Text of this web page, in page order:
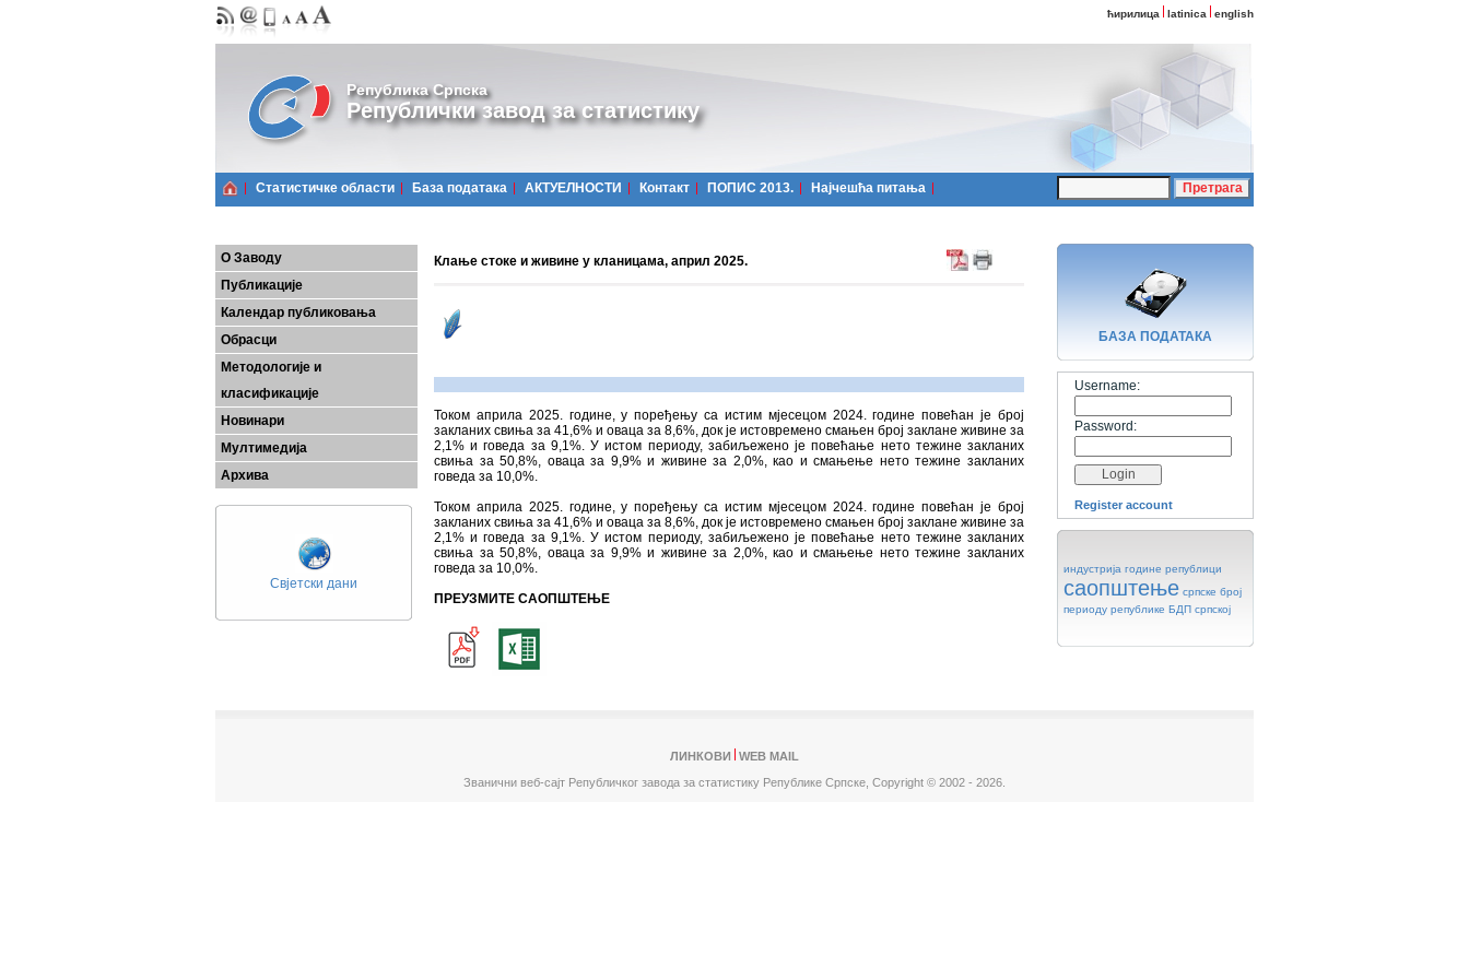
ћирилица latinica english
Република Српска
Републички завод за статистику
Статистичке области Базa података АКТУЕЛНОСТИ Контакт ПОПИС 2013. Најчешћa питања
О Заводу
Публикације
Календар публиковања
Обрасци
Методологије и
класификације
Новинари
Мултимедија
Архива
Свјетски дани
Клање стоке и живине у кланицама, април 2025.
Током априла 2025. године, у поређењу са истим мјесецом 2024. године повећан је број
закланих свиња за 41,6% и оваца за 8,6%, док је истовремено смањен број заклане живине за
2,1% и говеда за 9,1%. У истом периоду, забиљежено је повећање нето тежине закланих
свиња за 50,8%, оваца за 9,9% и живине за 2,0%, као и смањење нето тежине закланих
говеда за 10,0%.
Током априла 2025. године, у поређењу са истим мјесецом 2024. године повећан је број
закланих свиња за 41,6% и оваца за 8,6%, док је истовремено смањен број заклане живине за
2,1% и говеда за 9,1%. У истом периоду, забиљежено је повећање нето тежине закланих
свиња за 50,8%, оваца за 9,9% и живине за 2,0%, као и смањење нето тежине закланих
говеда за 10,0%.
ПРЕУЗМИТЕ САОПШТЕЊЕ
БАЗA ПОДАТАКА
Username:
Password:
Register account
индустрија године републици
саопштење српске број
периоду републике БДП српској
ЛИНКОВИ
WEB MAIL
Званични веб-сајт Републичког завода за статистику Републике Српске, Copyright © 2002 - 2026.